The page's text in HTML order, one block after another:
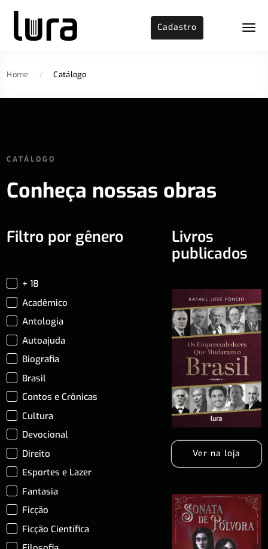
Cadastro
Home / Catálogo
CATÁLOGO
Conheça nossas obras
Filtro por gênero
+ 18
Acadêmico
Antologia
Autoajuda
Biografia
Brasil
Contos e Crônicas
Cultura
Devocional
Direito
Esportes e Lazer
Fantasia
Ficção
Ficção Científica
Livros
publicados
Ver na loja